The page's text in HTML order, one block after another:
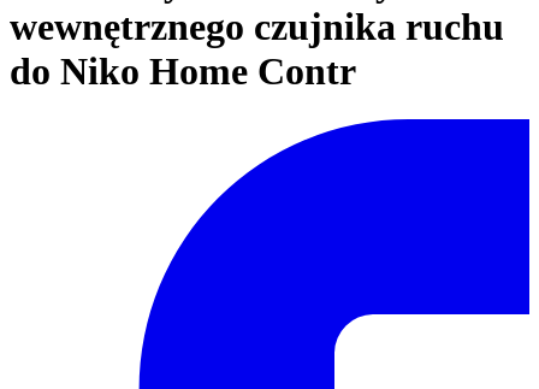
wewnętrznego czujnika ruchu
do Niko Home Contr